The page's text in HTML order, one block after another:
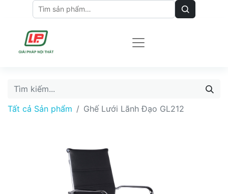
Tất cả Sản phẩm Ghế Lưới Lãnh Đạo GL212